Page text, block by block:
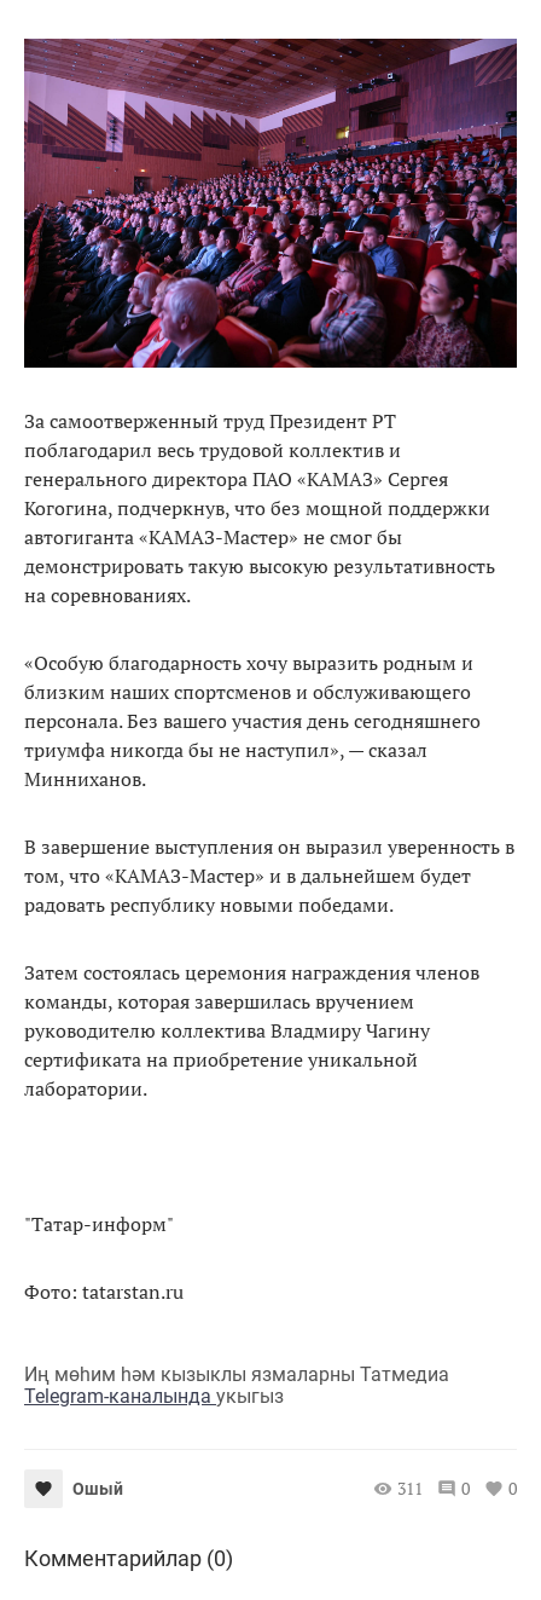
За самоотверженный труд Президент РТ
поблагодарил весь трудовой коллектив и
генерального директора ПАО «КАМАЗ» Сергея
Когогина, подчеркнув, что без мощной поддержки
автогиганта «КАМАЗ-Мастер» не смог бы
демонстрировать такую высокую результативность
на соревнованиях.
«Особую благодарность хочу выразить родным и
близким наших спортсменов и обслуживающего
персонала. Без вашего участия день сегодняшнего
триумфа никогда бы не наступил», — сказал
Минниханов.
В завершение выступления он выразил уверенность в
том, что «КАМАЗ-Мастер» и в дальнейшем будет
радовать республику новыми победами.
Затем состоялась церемония награждения членов
команды, которая завершилась вручением
руководителю коллектива Владмиру Чагину
сертификата на приобретение уникальной
лаборатории.
"Татар-информ"
Фото: tatarstan.ru
Иң мөһим һәм кызыклы язмаларны Татмедиа
Telegram-каналында укыгыз
Ошый 311 0 0
Комментарийлар (0)